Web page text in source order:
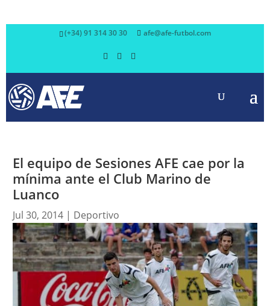
(+34) 91 314 30 30 afe@afe-futbol.com
El equipo de Sesiones AFE cae por la
mínima ante el Club Marino de
Luanco
Jul 30, 2014| Deportivo